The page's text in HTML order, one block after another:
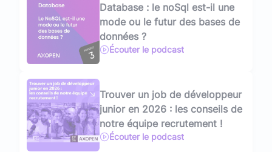
Database : le noSql est-il une
mode ou le futur des bases de
données ?
Écouter le podcast
Trouver un job de développeur
junior en 2026 : les conseils de
notre équipe recrutement !
Écouter le podcast